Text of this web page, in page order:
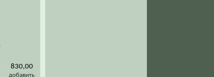
830,00
добавить